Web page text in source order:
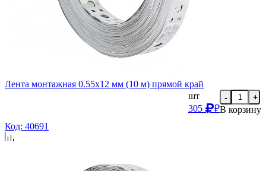
Лента монтажная 0.55х12 мм (10 м) прямой край
шт
305
₽
- +
В корзину
Код: 40691